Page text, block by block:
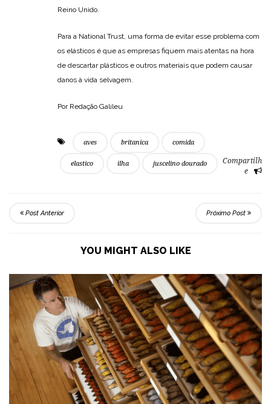
Reino Unido.
Para a National Trust, uma forma de evitar esse problema com
os elásticos é que as empresas fiquem mais atentas na hora
de descartar plásticos e outros materiais que podem causar
danos à vida selvagem.
Por Redação Galileu
aves britanica comida
elastico ilha juscelino dourado
Compartilh
e
Post Anterior Próximo Post
YOU MIGHT ALSO LIKE